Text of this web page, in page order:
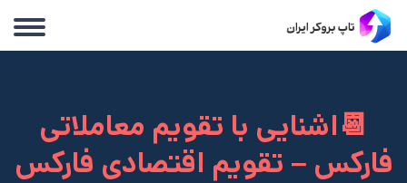
📆اشنایی با تقویم معاملاتی
فارکس – تقویم اقتصادی فارکس